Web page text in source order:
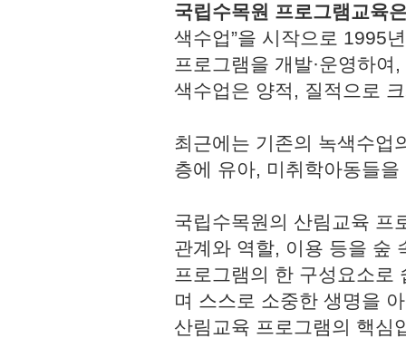
국립수목원 프로그램교육
색수업”을 시작으로 1995
프로그램을 개발·운영하
색수업은 양적, 질적으로
최근에는 기존의 녹색수업
층에 유아, 미취학아동들
국립수목원의 산림교육 프
관계와 역할, 이용 등을 숲
프로그램의 한 구성요소로
며 스스로 소중한 생명을
산림교육 프로그램의 핵심